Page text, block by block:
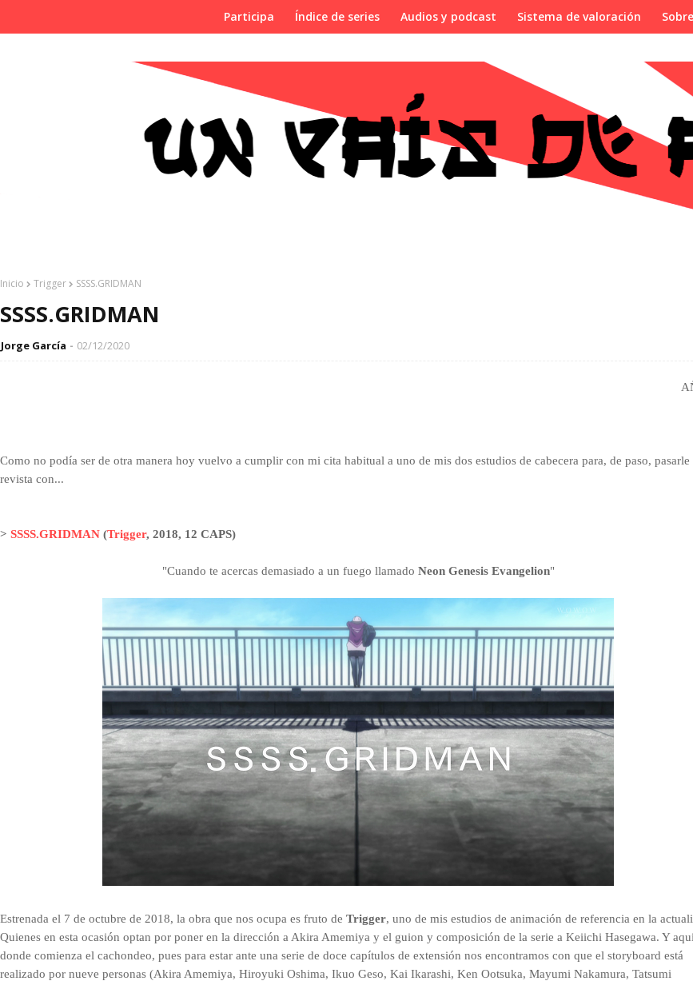
Participa Índice de series Audios y podcast Sistema de valoración
Inicio Trigger SSSS.GRIDMAN
SSSS.GRIDMAN
Jorge García 02/12/2020
Como no podía ser de otra manera hoy vuelvo a cumplir con mi cita habitual a uno de mis dos estudios de cabecera para, de paso, pasarle
revista con...
> SSSS.GRIDMAN (Trigger, 2018, 12 CAPS)
"Cuando te acercas demasiado a un fuego llamado Neon Genesis Evangelion"
Estrenada el 7 de octubre de 2018, la obra que nos ocupa es fruto de Trigger, uno de mis estudios de animación de referencia en la
Quienes en esta ocasión optan por poner en la dirección a Akira Amemiya y el guion y composición de la serie a Keiichi Hasegawa. Y
donde comienza el cachondeo, pues para estar ante una serie de doce capítulos de extensión nos encontramos con que el storyboard está
realizado por nueve personas (Akira Amemiya, Hiroyuki Oshima, Ikuo Geso, Kai Ikarashi, Ken Ootsuka, Mayumi Nakamura, Tatsumi